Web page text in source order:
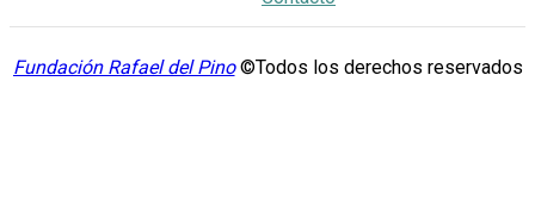
Fundación Rafael del Pino©Todos los derechos reservados